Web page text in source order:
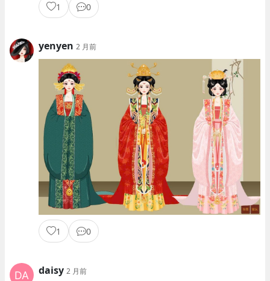
1 0
yenyen 2 月前
1 0
daisy 2 月前